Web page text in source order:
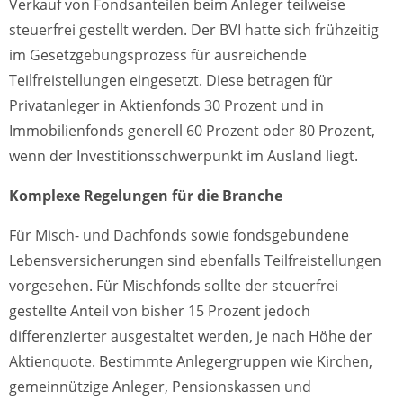
Verkauf von Fondsanteilen beim Anleger teilweise
steuerfrei gestellt werden. Der BVI hatte sich frühzeitig
im Gesetzgebungsprozess für ausreichende
Teilfreistellungen eingesetzt. Diese betragen für
Privatanleger in Aktienfonds 30 Prozent und in
Immobilienfonds generell 60 Prozent oder 80 Prozent,
wenn der Investitionsschwerpunkt im Ausland liegt.
Komplexe Regelungen für die Branche
Für Misch- und Dachfonds sowie fondsgebundene
Lebensversicherungen sind ebenfalls Teilfreistellungen
vorgesehen. Für Mischfonds sollte der steuerfrei
gestellte Anteil von bisher 15 Prozent jedoch
differenzierter ausgestaltet werden, je nach Höhe der
Aktienquote. Bestimmte Anlegergruppen wie Kirchen,
gemeinnützige Anleger, Pensionskassen und